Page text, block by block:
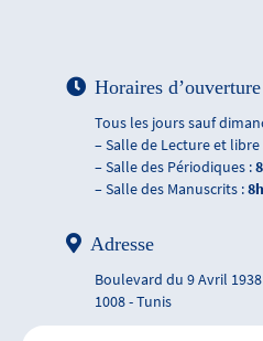
Horaires
Tous les jours sauf
– Salle de Lecture et libre
– Salle des Périodiques :
– Salle des Manuscrits :
Adresse
Boulevard du 9 Avril
1008 - Tunis